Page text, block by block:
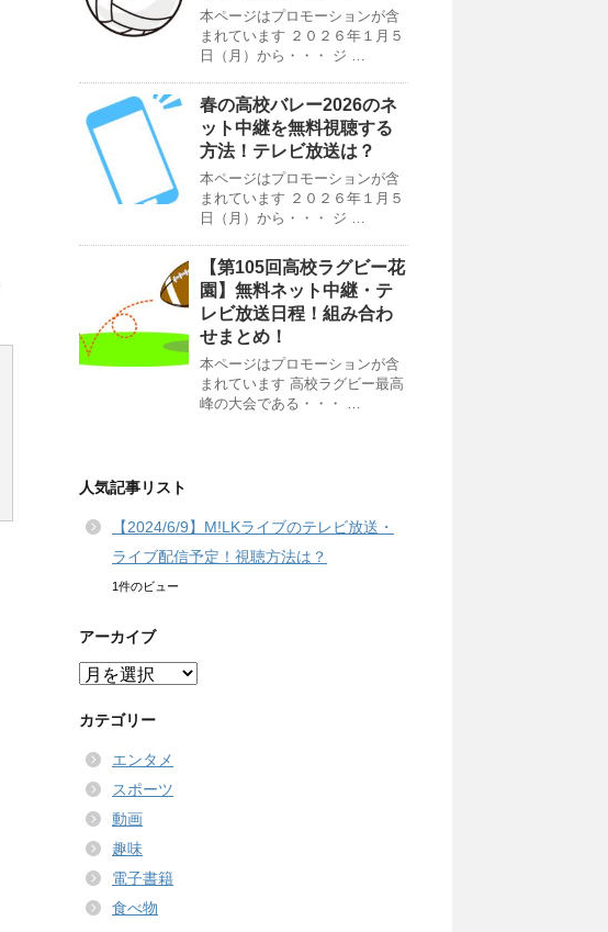
本ページはプロモーションが含
まれています ２０２６年１月５
日（月）から・・・ ジ …
春の高校バレー2026のネ
ット中継を無料視聴する
方法！テレビ放送は？
本ページはプロモーションが含
まれています ２０２６年１月５
日（月）から・・・ ジ …
【第105回高校ラグビー花
園】無料ネット中継・テ
レビ放送日程！組み合わ
せまとめ！
本ページはプロモーションが含
まれています 高校ラグビー最高
峰の大会である・・・ …
人気記事リスト
【2024/6/9】M!LKライブのテレビ放送・
ライブ配信予定！視聴方法は？
1件のビュー
アーカイブ
ア
カ
ブ
カテゴリー
エンタメ
スポーツ
動画
趣味
電子書籍
食べ物